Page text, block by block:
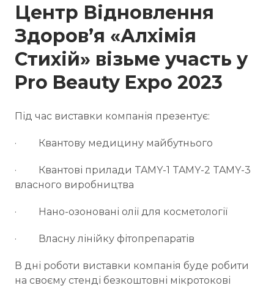
Центр Відновлення
Здоров’я «Алхімія
Стихій» візьме участь у
Pro Beauty Expo 2023
Під час виставки компанія презентує:
· Квантову медицину майбутнього
· Квантові прилади TAMY-1 TAMY-2 TAMY-3
власного виробництва
· Нано-озоновані олії для косметології
· Власну лінійку фітопрепаратів
В дні роботи виставки компанія буде робити
на своєму стенді безкоштовні мікротокові